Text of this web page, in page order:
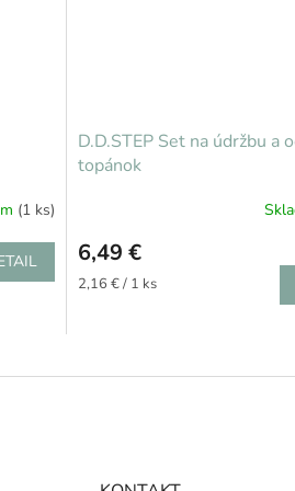
(1 ks)
D.D.STEP Set na údržbu a
topánok
6,49 €
Jednotková
2,16 € / 1 ks